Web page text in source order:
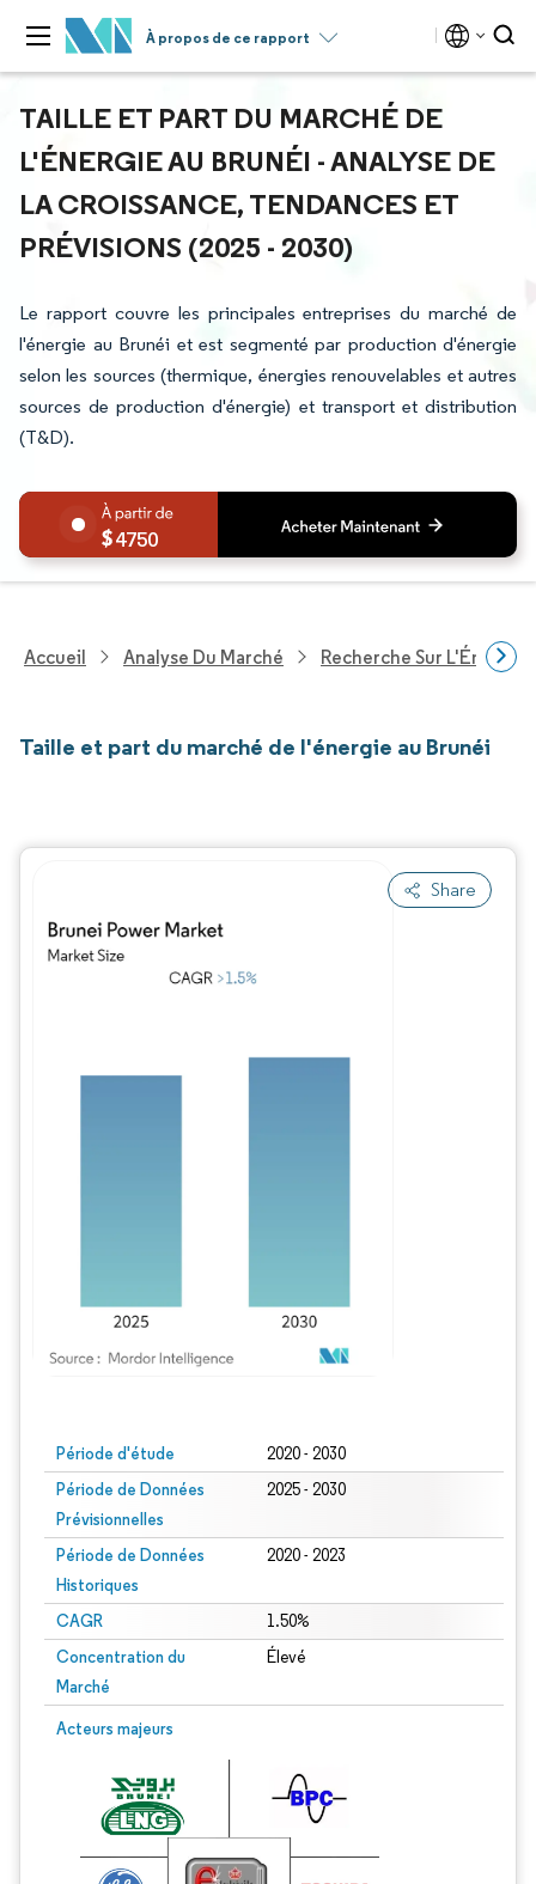
À propos de ce rapport
TAILLE ET PART DU MARCHÉ DE
L'ÉNERGIE AU BRUNÉI - ANALYSE DE
LA CROISSANCE, TENDANCES ET
PRÉVISIONS (2025 - 2030)
Le rapport couvre les principales entreprises du marché de
l'énergie au Brunéi et est segmenté par production d'énergie
selon les sources (thermique, énergies renouvelables et autres
sources de production d'énergie) et transport et distribution
(T&D).
4750
Accueil Analyse Du Marché Recherche Sur
Taille et part du marché de l'énergie au Brunéi
Share
Période d'étude 2020 - 2030
Période de Données
Prévisionnelles
2025 - 2030
Période de Données
Historiques
2020 - 2023
CAGR 1.50%
Concentration du
Marché
Élevé
Acteurs majeurs